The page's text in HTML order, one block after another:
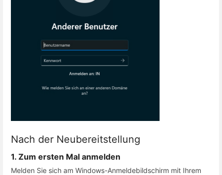
Nach der Neubereitstellung
1. Zum ersten Mal anmelden
Melden Sie sich am Windows-Anmeldebildschirm mit Ihrem